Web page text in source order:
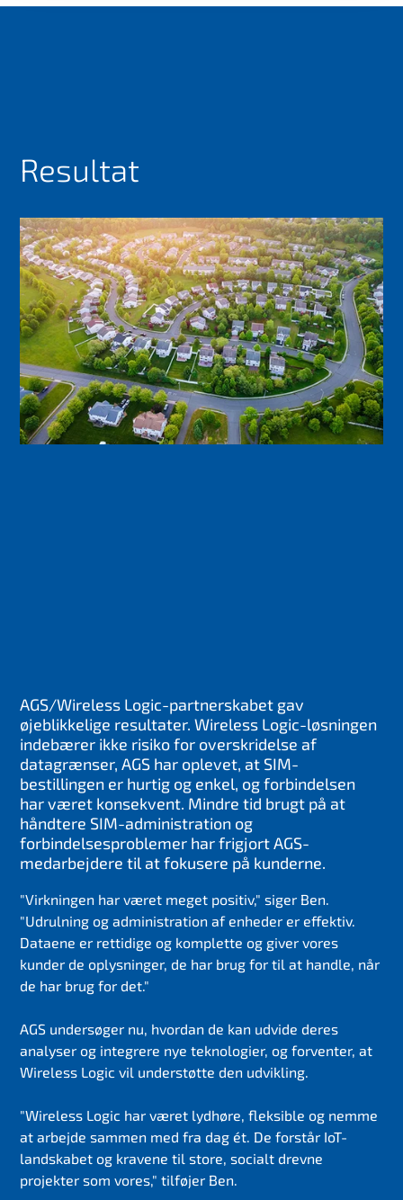
Resultat
AGS/Wireless Logic-partnerskabet gav
øjeblikkelige resultater. Wireless Logic-løsningen
indebærer ikke risiko for overskridelse af
datagrænser, AGS har oplevet, at SIM-
bestillingen er hurtig og enkel, og forbindelsen
har været konsekvent. Mindre tid brugt på at
håndtere SIM-administration og
forbindelsesproblemer har frigjort AGS-
medarbejdere til at fokusere på kunderne.
"Virkningen har været meget positiv," siger Ben.
"Udrulning og administration af enheder er effektiv.
Dataene er rettidige og komplette og giver vores
kunder de oplysninger, de har brug for til at handle, når
de har brug for det."
AGS undersøger nu, hvordan de kan udvide deres
analyser og integrere nye teknologier, og forventer, at
Wireless Logic vil understøtte den udvikling.
"Wireless Logic har været lydhøre, fleksible og nemme
at arbejde sammen med fra dag ét. De forstår IoT-
landskabet og kravene til store, socialt drevne
projekter som vores," tilføjer Ben.